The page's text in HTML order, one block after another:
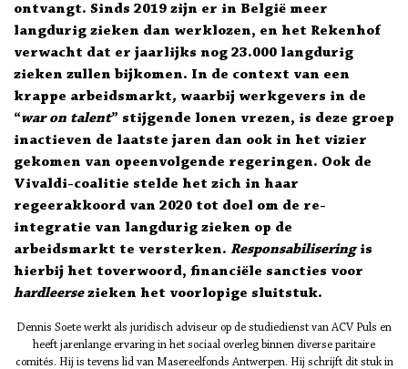
ontvangt. Sinds 2019 zijn er in België meer
langdurig zieken dan werklozen, en het Rekenhof
verwacht dat er jaarlijks nog 23.000 langdurig
zieken zullen bijkomen. In de context van een
krappe arbeidsmarkt, waarbij werkgevers in de
“war on talent” stijgende lonen vrezen, is deze groep
inactieven de laatste jaren dan ook in het vizier
gekomen van opeenvolgende regeringen. Ook de
Vivaldi-coalitie stelde het zich in haar
regeerakkoord van 2020 tot doel om de re-
integratie van langdurig zieken op de
arbeidsmarkt te versterken. Responsabiliseringis
hierbij het toverwoord, financiële sancties voor
hardleersezieken het voorlopige sluitstuk.
Dennis Soete werkt als juridisch adviseur op de studiedienst van ACV Puls en
heeft jarenlange ervaring in het sociaal overleg binnen diverse paritaire
comités. Hij is tevens lid van Masereelfonds Antwerpen. Hij schrijft dit stuk in